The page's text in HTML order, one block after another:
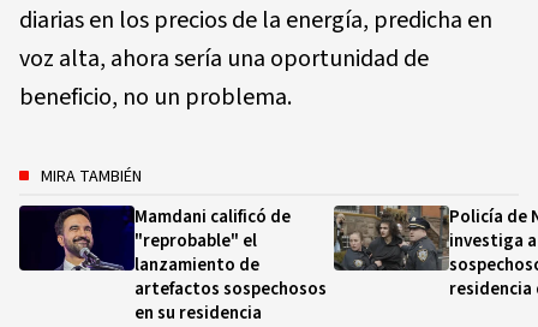
diarias en los precios de la energía, predicha en
voz alta, ahora sería una oportunidad de
beneficio, no un problema.
MIRA TAMBIÉN
Mamdani calificó de
"reprobable" el
lanzamiento de
artefactos sospechosos
en su residencia
Policía de
investiga
residencia